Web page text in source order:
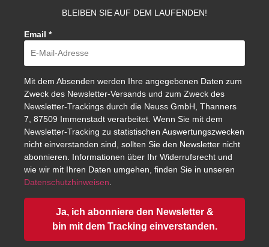
BLEIBEN SIE AUF DEM LAUFENDEN!
Email *
Mit dem Absenden werden Ihre angegebenen Daten zum
Zweck des Newsletter-Versands und zum Zweck des
Newsletter-Trackings durch die Neuss GmbH, Thanners
7, 87509 Immenstadt verarbeitet. Wenn Sie mit dem
Newsletter-Tracking zu statistischen Auswertungszwecken
nicht einverstanden sind, sollten Sie den Newsletter nicht
abonnieren. Informationen über Ihr Widerrufsrecht und
wie wir mit Ihren Daten umgehen, finden Sie in unseren
Datenschutzhinweisen
Ja, ich abonniere den Newsletter &
bin mit dem Tracking einverstanden.